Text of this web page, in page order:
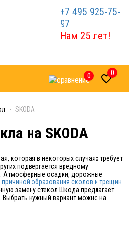
+7 495 925-75-
97
Нам 25 лет!
0 0
SKODA
на SKODA
которая в некоторых случаях требует
подвергается вредному
Атмосферные осадки, дорожные
причиной образования сколов и трещин
замену стекол Шкода предлагает
нужный вариант можно на